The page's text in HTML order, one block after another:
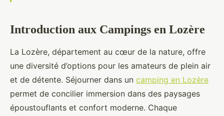
Introduction aux Campings en Lozère
La Lozère, département au cœur de la nature, offre
une diversité d’options pour les amateurs de plein air
et de détente. Séjourner dans un camping en Lozère
permet de concilier immersion dans des paysages
époustouflants et confort moderne. Chaque